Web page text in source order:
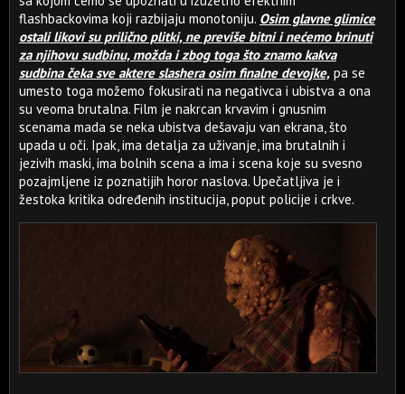
flashbackovima koji razbijaju monotoniju. Osim glavne glimice
ostali likovi su prilično plitki, ne previše bitni i nećemo brinuti
za njihovu sudbinu, možda i zbog toga što znamo kakva
sudbina čeka sve aktere slashera osim finalne devojke, pa se
umesto toga možemo fokusirati na negativca i ubistva a ona
su veoma brutalna. Film je nakrcan krvavim i gnusnim
scenama mada se neka ubistva dešavaju van ekrana, što
upada u oči. Ipak, ima detalja za uživanje, ima brutalnih i
jezivih maski, ima bolnih scena a ima i scena koje su svesno
pozajmljene iz poznatijih horor naslova. Upečatljiva je i
žestoka kritika određenih institucija, poput policije i crkve.